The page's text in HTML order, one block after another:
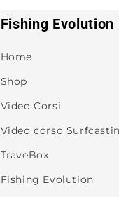
Fishing Evolution
Home
Shop
Video Corsi
Video corso
TraveBox
Fishing Evolution